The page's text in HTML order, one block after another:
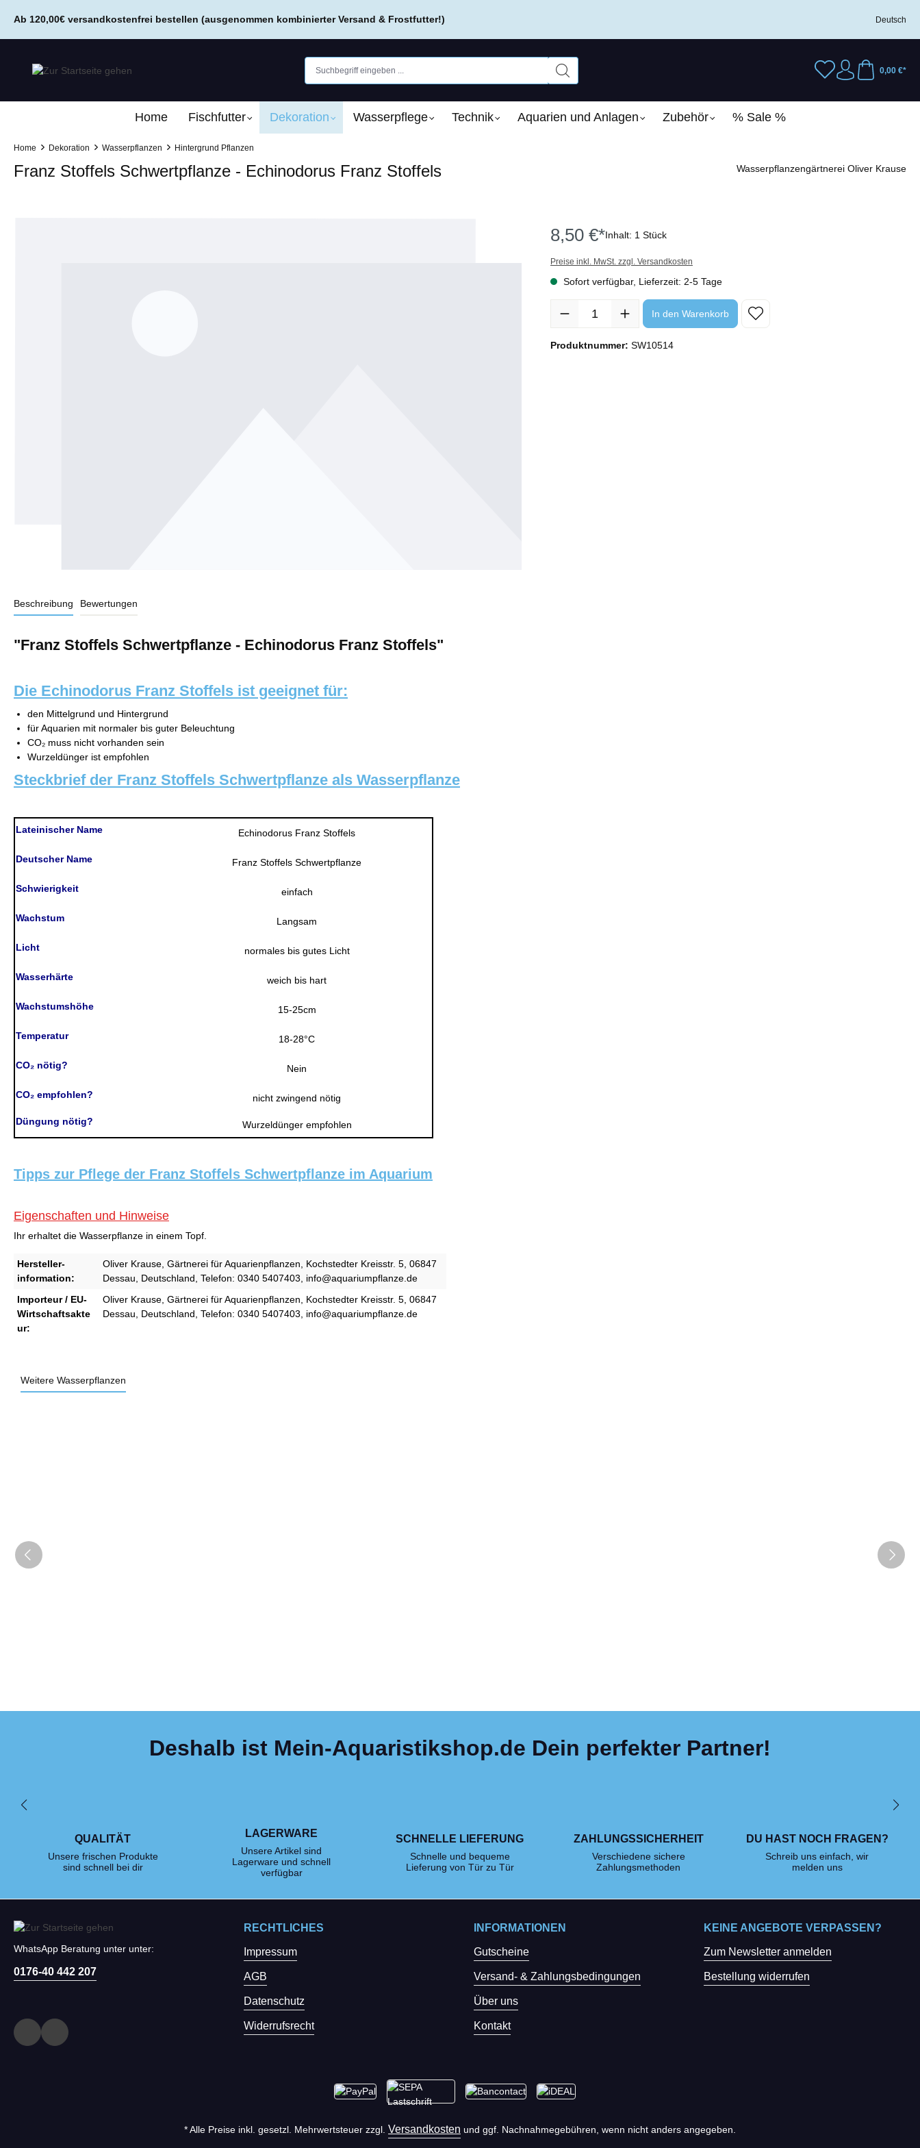
Ab 120,00€ versandkostenfrei bestellen (ausgenommen kombinierter Versand & Frostfutter!) Deutsch
0,00 €*
Home Fischfutter Dekoration Wasserpflege Technik Aquarien und Anlagen Zubehör % Sale %
Home Dekoration Wasserpflanzen Hintergrund Pflanzen
Franz Stoffels Schwertpflanze - Echinodorus Franz Stoffels Wasserpflanzengärtnerei Oliver Krause
8,50 €*Inhalt: 1 Stück
Preise inkl. MwSt. zzgl. Versandkosten
Sofort verfügbar, Lieferzeit: 2-5 Tage
Produkt Anzahl: Gib den gewünschten Wert ein oder benutze die Schaltflächen
In den Warenkorb
Produktnummer: SW10514
Beschreibung Bewertungen
"Franz Stoffels Schwertpflanze - Echinodorus Franz Stoffels"
Die Echinodorus Franz Stoffels ist geeignet für:
den Mittelgrund und Hintergrund
für Aquarien mit normaler bis guter Beleuchtung
CO₂ muss nicht vorhanden sein
Wurzeldünger ist empfohlen
Steckbrief der Franz Stoffels Schwertpflanze als Wasserpflanze
Lateinischer Name Echinodorus Franz Stoffels
Deutscher Name Franz Stoffels Schwertpflanze
Schwierigkeit einfach
Wachstum Langsam
Licht normales bis gutes Licht
Wasserhärte weich bis hart
Wachstumshöhe 15-25cm
Temperatur 18-28°C
CO₂ nötig? Nein
CO₂ empfohlen? nicht zwingend nötig
Düngung nötig? Wurzeldünger empfohlen
Tipps zur Pflege der Franz Stoffels Schwertpflanze im Aquarium
Eigenschaften und Hinweise
Ihr erhaltet die Wasserpflanze in einem Topf.
Hersteller-
information:
Oliver Krause, Gärtnerei für Aquarienpflanzen, Kochstedter Kreisstr. 5, 06847
Dessau, Deutschland, Telefon: 0340 5407403, info@aquariumpflanze.de
Importeur / EU-
Wirtschaftsakte
ur:
Oliver Krause, Gärtnerei für Aquarienpflanzen, Kochstedter Kreisstr. 5, 06847
Dessau, Deutschland, Telefon: 0340 5407403, info@aquariumpflanze.de
Weitere Wasserpflanzen
Deshalb ist Mein-Aquaristikshop.de Dein perfekter Partner!
QUALITÄT
Unsere frischen Produkte
sind schnell bei dir
LAGERWARE
Unsere Artikel sind
Lagerware und schnell
verfügbar
SCHNELLE LIEFERUNG
Schnelle und bequeme
Lieferung von Tür zu Tür
ZAHLUNGSSICHERHEIT
Verschiedene sichere
Zahlungsmethoden
DU HAST NOCH FRAGEN?
Schreib uns einfach, wir
melden uns
WhatsApp Beratung unter unter:
0176-40 442 207
RECHTLICHES
Impressum
AGB
Datenschutz
Widerrufsrecht
INFORMATIONEN
Gutscheine
Versand- & Zahlungsbedingungen
Über uns
Kontakt
KEINE ANGEBOTE VERPASSEN?
Zum Newsletter anmelden
Bestellung widerrufen
* Alle Preise inkl. gesetzl. Mehrwertsteuer zzgl. Versandkosten und ggf. Nachnahmegebühren, wenn nicht anders angegeben.